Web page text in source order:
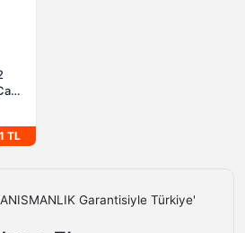
TL
Garantisiyle Türkiye'